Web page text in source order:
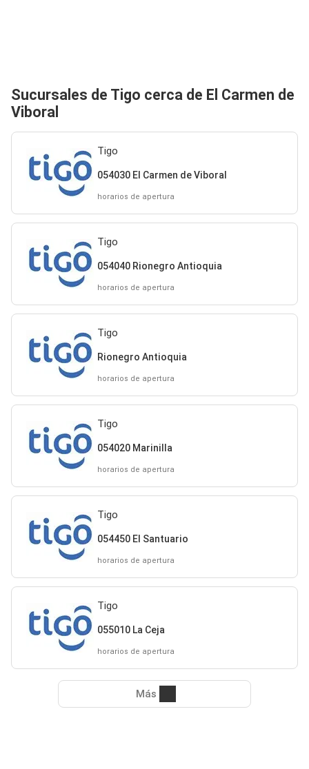
Sucursales de Tigo cerca de El Carmen de
Viboral
Tigo
054030 El Carmen de Viboral
horarios de apertura
Tigo
054040 Rionegro Antioquia
horarios de apertura
Tigo
Rionegro Antioquia
horarios de apertura
Tigo
054020 Marinilla
horarios de apertura
Tigo
054450 El Santuario
horarios de apertura
Tigo
055010 La Ceja
horarios de apertura
Más